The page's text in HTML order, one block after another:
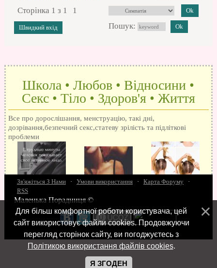
Сторінка 1 з 1
1
Пошук:
Школа • Любов • Відносини •
Секс • Тіло • Здоров'я • Життя
Все про дорослішання, менструацію, такі дні,
дозрівання,безпечний секс,статеву зрілість та підліткові
проблеми
15 запитань про секс Як досягти оргазм
поцілунки Позбуваємось синців завагітніти після першого разу Хлопець хоче сексу
робити мінєт"Люблю" і "кохаю" різниця Про перший секс Займатися сексом
Зв'яжіться З Нами · Умови використання · Карта Форуму
·
RSS
Маленька Порадниця ©
Для більш комфортної роботи користувача, цей
сайт використовує файли cookies. Продовжуючи
перегляд сторінок сайту, ви погоджуєтесь з
Політикою використання файлів cookies.
Я ЗГОДЕН